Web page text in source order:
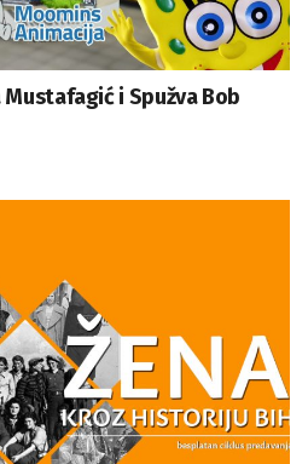
i Spužva Bob